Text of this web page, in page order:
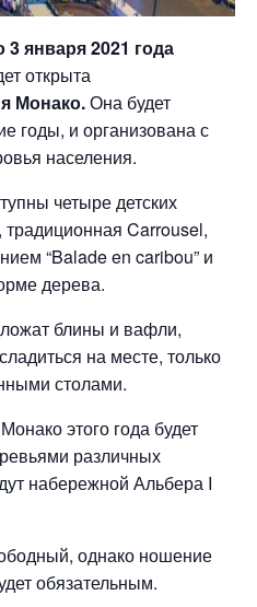
3 января 2021 года
открыта
Монако.Она будет
годы, и организована с
населения.
четыре детских
традиционная Carrousel,
“Balade en caribou” и
дерева.
блины и вафли,
на месте, только
столами.
этого года будет
различных
набережной Альбера I
однако ношение
обязательным.